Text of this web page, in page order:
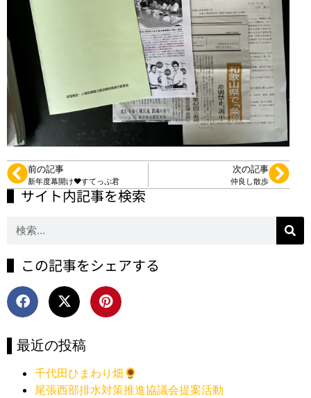
前の記事
新年度幕開け❤️すてっぷ君
次の記事
仲良し散歩
▌サイト内記事を検索
▌この記事をシェアする
▌最近の投稿
千代田ひまわり畑🌻
尾張西部排水対策推進協議会提案活動